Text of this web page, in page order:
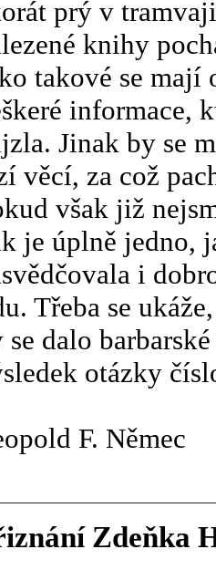
prý v
knihy
takové se
informace,
Jinak by se
věcí, za což
však již
je úplně jedno,
i
Třeba se
se dalo
otázky
F. Němec
Zdeňka